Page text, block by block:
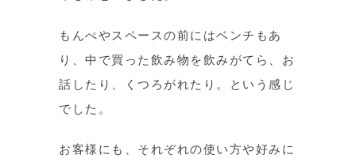
もんぺやスペースの前にはベンチもあ
り、中で買った飲み物を飲みがてら、お
話したり、くつろがれたり。という感じ
でした。
お客様にも、それぞれの使い方や好みに